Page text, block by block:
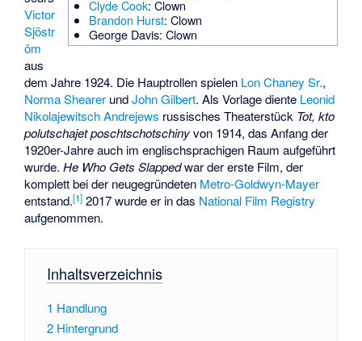
Clyde Cook: Clown
Brandon Hurst: Clown
George Davis: Clown
Victor
Sjöstr
öm
aus
dem Jahre 1924. Die Hauptrollen spielen Lon Chaney Sr.,
Norma Shearer undJohn Gilbert. Als Vorlage diente Leonid
Nikolajewitsch Andrejews russisches Theaterstück Tot, kto
polutschajet poschtschotschinyvon 1914, das Anfang der
1920er-Jahre auch im englischsprachigen Raum aufgeführt
wurde.He Who Gets Slappedwar der erste Film, der
komplett bei der neugegründeten Metro-Goldwyn-Mayer
entstand.[1] 2017 wurde er in das National Film Registry
aufgenommen.
Inhaltsverzeichnis
1 Handlung
2 Hintergrund